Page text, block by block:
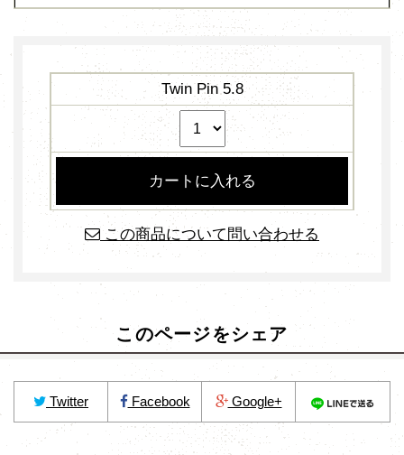
Twin Pin 5.8
この商品について問い合わせる
このページをシェア
Twitter Facebook Google+